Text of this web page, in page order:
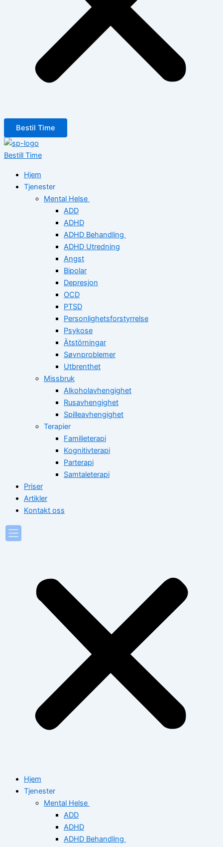
Bestil Time
Bestill Time
Hjem
Tjenester
Mental Helse
ADD
ADHD
ADHD Behandling
ADHD Utredning
Angst
Bipolar
Depresjon
OCD
PTSD
Personlighetsforstyrrelse
Psykose
Ätstörningar
Søvnproblemer
Utbrenthet
Missbruk
Alkoholavhengighet
Rusavhengighet
Spilleavhengighet
Terapier
Familieterapi
Kognitivterapi
Parterapi
Samtaleterapi
Priser
Artikler
Kontakt oss
Hjem
Tjenester
Mental Helse
ADD
ADHD
ADHD Behandling